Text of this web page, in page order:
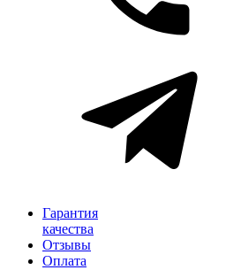
Гарантия
качества
Отзывы
Оплата